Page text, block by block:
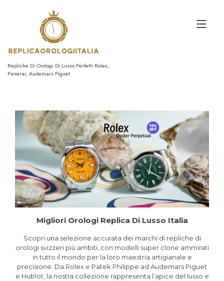
Repliche Di Orologi Di Lusso Perfetti Rolex,
Panerai, Audemars Piguet
Migliori Orologi Replica Di Lusso Italia
Scopri una selezione accurata dei marchi di repliche di
orologi svizzeri più ambiti, con modelli super clone ammirati
in tutto il mondo per la loro maestria artigianale e
precisione. Da Rolex e Patek Philippe ad Audemars Piguet
e Hublot, la nostra collezione rappresenta l’apice del lusso e